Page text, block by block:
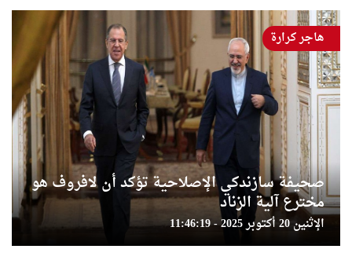
صحيفة سازندكي الإصلاحية تؤكد أن لافروف هو
مخترع آلية الزناد
الإثنين 20 أكتوبر 2025 - 11:46:19
هاجر كرارة